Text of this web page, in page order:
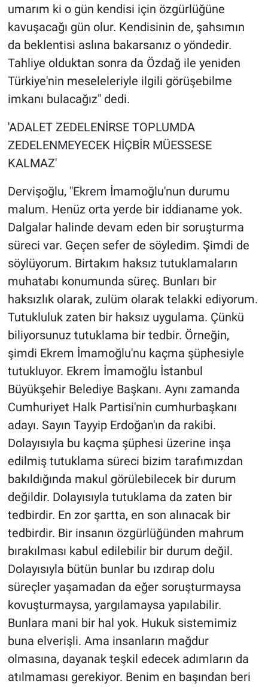
umarım ki o gün kendisi için özgürlüğüne
kavuşacağı gün olur. Kendisinin de, şahsımın
da beklentisi aslına bakarsanız o yöndedir.
Tahliye olduktan sonra da Özdağ ile yeniden
Türkiye'nin meseleleriyle ilgili görüşebilme
imkanı bulacağız" dedi.
'ADALET ZEDELENİRSE TOPLUMDA
ZEDELENMEYECEK HİÇBİR MÜESSESE
KALMAZ'
Dervişoğlu, "Ekrem İmamoğlu'nun durumu
malum. Henüz orta yerde bir iddianame yok.
Dalgalar halinde devam eden bir soruşturma
süreci var. Geçen sefer de söyledim. Şimdi de
söylüyorum. Birtakım haksız tutuklamaların
muhatabı konumunda süreç. Bunları bir
haksızlık olarak, zulüm olarak telakki ediyorum.
Tutukluluk zaten bir haksız uygulama. Çünkü
biliyorsunuz tutuklama bir tedbir. Örneğin,
şimdi Ekrem İmamoğlu'nu kaçma şüphesiyle
tutukluyor. Ekrem İmamoğlu İstanbul
Büyükşehir Belediye Başkanı. Aynı zamanda
Cumhuriyet Halk Partisi'nin cumhurbaşkanı
adayı. Sayın Tayyip Erdoğan'ın da rakibi.
Dolayısıyla bu kaçma şüphesi üzerine inşa
edilmiş tutuklama süreci bizim tarafımızdan
bakıldığında makul görülebilecek bir durum
değildir. Dolayısıyla tutuklama da zaten bir
tedbirdir. En zor şartta, en son alınacak bir
tedbirdir. Bir insanın özgürlüğünden mahrum
bırakılması kabul edilebilir bir durum değil.
Dolayısıyla bütün bunlar bu ızdırap dolu
süreçler yaşamadan da eğer soruşturmaysa
kovuşturmaysa, yargılamaysa yapılabilir.
Bunlara mani bir hal yok. Hukuk sistemimiz
buna elverişli. Ama insanların mağdur
olmasına, dayanak teşkil edecek adımların da
atılmaması gerekiyor. Benim en başından beri